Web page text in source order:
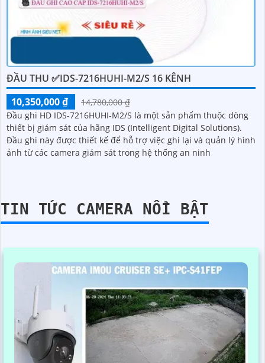
ĐẦU THU ✅IDS-7216HUHI-M2/S 16 KÊNH
10,350,000 ₫
14,780,000 ₫
Đầu ghi HD IDS-7216HUHI-M2/S là một sản phẩm thuộc dòng
thiết bị giám sát của hãng IDS (Intelligent Digital Solutions).
Đầu ghi này được thiết kế để hỗ trợ việc ghi lại và quản lý hình
ảnh từ các camera giám sát trong hệ thống an ninh
TIN TỨC CAMERA NỔI BẬT